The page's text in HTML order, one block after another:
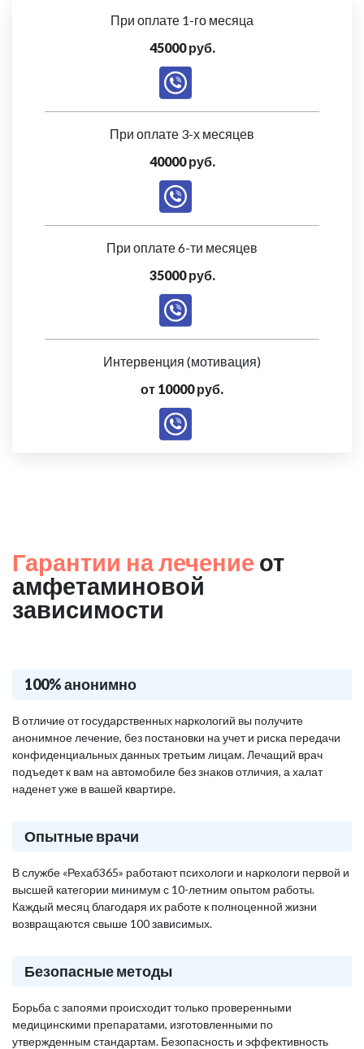
При оплате 1-го месяца
45000 руб.
При оплате 3-х месяцев
40000 руб.
При оплате 6-ти месяцев
35000 руб.
Интервенция (мотивация)
от 10000 руб.
Гарантии на лечение от
амфетаминовой
зависимости
100% анонимно
В отличие от государственных наркологий вы получите
анонимное лечение, без постановки на учет и риска передачи
конфиденциальных данных третьим лицам. Лечащий врач
подъедет к вам на автомобиле без знаков отличия, а халат
наденет уже в вашей квартире.
Опытные врачи
В службе «Рехаб365» работают психологи и наркологи первой и
высшей категории минимум с 10-летним опытом работы.
Каждый месяц благодаря их работе к полноценной жизни
возвращаются свыше 100 зависимых.
Безопасные методы
Борьба с запоями происходит только проверенными
медицинскими препаратами, изготовленными по
утвержденным стандартам. Безопасность и эффективность